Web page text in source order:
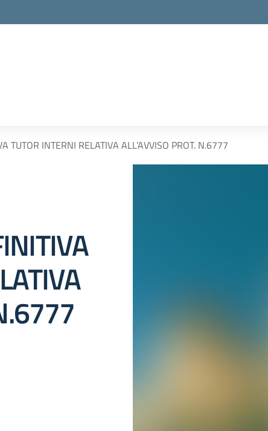
TUTOR INTERNI RELATIVA ALL’AVVISO PROT. N.6777